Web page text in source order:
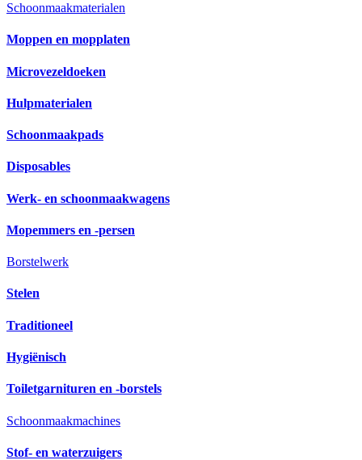
Schoonmaakmaterialen
Moppen en mopplaten
Microvezeldoeken
Hulpmaterialen
Schoonmaakpads
Disposables
Werk- en schoonmaakwagens
Mopemmers en -persen
Borstelwerk
Stelen
Traditioneel
Hygiënisch
Toiletgarnituren en -borstels
Schoonmaakmachines
Stof- en waterzuigers